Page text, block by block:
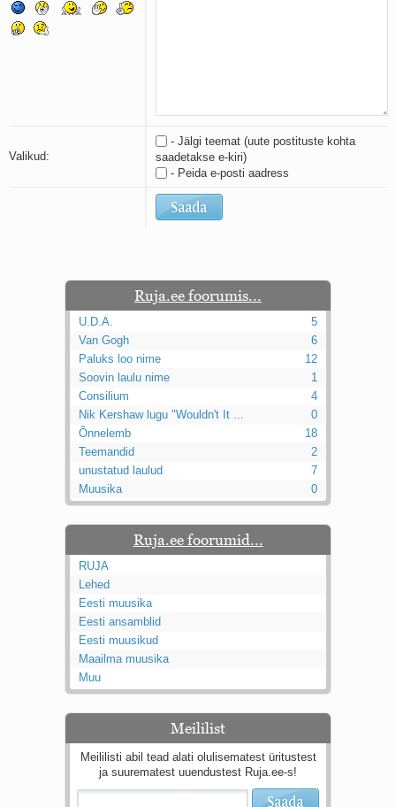
Valgusemaastikud
Valikud:
- Jälgi teemat (uute postituste kohta
saadetakse e-kiri)
- Peida e-posti aadress
Ruja.ee foorumis...
U.D.A.
5
Van Gogh
6
Paluks loo nime
12
Soovin laulu nime
1
Consilium
4
Nik Kershaw lugu "Wouldn't It ...
0
Õnnelemb
18
Teemandid
2
unustatud laulud
7
Muusika
0
Ruja.ee foorumid...
RUJA
Lehed
Eesti muusika
Eesti ansamblid
Eesti muusikud
Maailma muusika
Muu
Meililist
Meililisti abil tead alati olulisematest üritustest
ja suurematest uuendustest Ruja.ee-s!